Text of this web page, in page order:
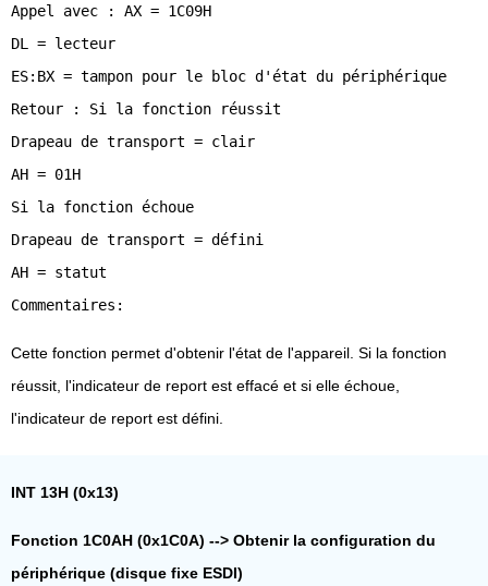
Appel avec : AX = 1C09H
DL = lecteur
ES:BX = tampon pour le bloc d'état du périphérique
Retour : Si la fonction réussit
Drapeau de transport = clair
AH = 01H
Si la fonction échoue
Drapeau de transport = défini
AH = statut
Cette fonction permet d'obtenir l'état de l'appareil. Si la fonction
réussit, l'indicateur de report est effacé et si elle échoue,
l'indicateur de report est défini.
INT 13H (0x13)
Fonction 1C0AH (0x1C0A) --> Obtenir la configuration du
périphérique (disque fixe ESDI)